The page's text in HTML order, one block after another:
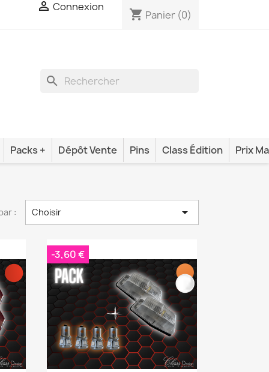
 Connexion
shopping_cart Panier (0)
search
Packs + Dépôt Vente Pins Class Édition Prix
: Choisir 
-3,60 €